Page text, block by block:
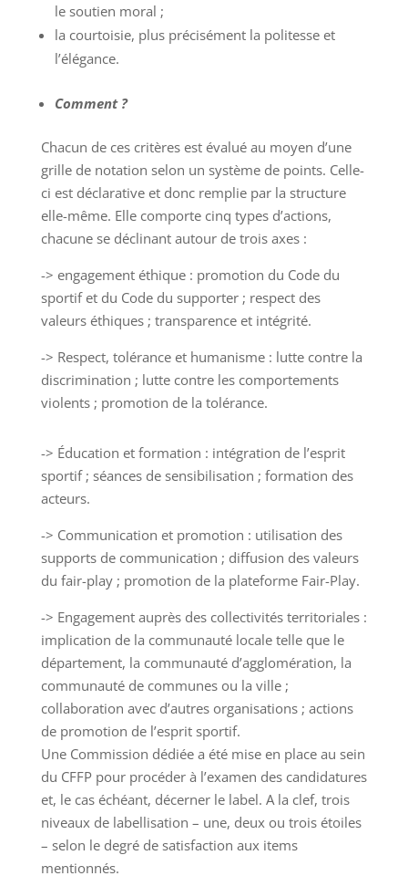
le soutien moral ;
la courtoisie, plus précisément la politesse et
l’élégance.
Comment ?
Chacun de ces critères est évalué au moyen d’une
grille de notation selon un système de points. Celle-
ci est déclarative et donc remplie par la structure
elle-même. Elle comporte cinq types d’actions,
chacune se déclinant autour de trois axes :
-> engagement éthique : promotion du Code du
sportif et du Code du supporter ; respect des
valeurs éthiques ; transparence et intégrité.
-> Respect, tolérance et humanisme : lutte contre la
discrimination ; lutte contre les comportements
violents ; promotion de la tolérance.
-> Éducation et formation : intégration de l’esprit
sportif ; séances de sensibilisation ; formation des
acteurs.
-> Communication et promotion : utilisation des
supports de communication ; diffusion des valeurs
du fair-play ; promotion de la plateforme Fair-Play.
-> Engagement auprès des collectivités territoriales :
implication de la communauté locale telle que le
département, la communauté d’agglomération, la
communauté de communes ou la ville ;
collaboration avec d’autres organisations ; actions
de promotion de l’esprit sportif.
Une Commission dédiée a été mise en place au sein
du CFFP pour procéder à l’examen des candidatures
et, le cas échéant, décerner le label. A la clef, trois
niveaux de labellisation – une, deux ou trois étoiles
– selon le degré de satisfaction aux items
mentionnés.